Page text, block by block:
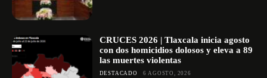
CRUCES 2026 | Tlaxcala inicia agosto
con dos homicidios dolosos y eleva a 89
las muertes violentas
DESTACADO 6 AGOSTO, 2026